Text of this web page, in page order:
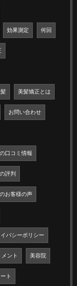
効果測定 何回
美髪矯正とは
お問い合わせ
口コミ情報
評判
お客様の声
バシーポリシー
メント 美容院
ト